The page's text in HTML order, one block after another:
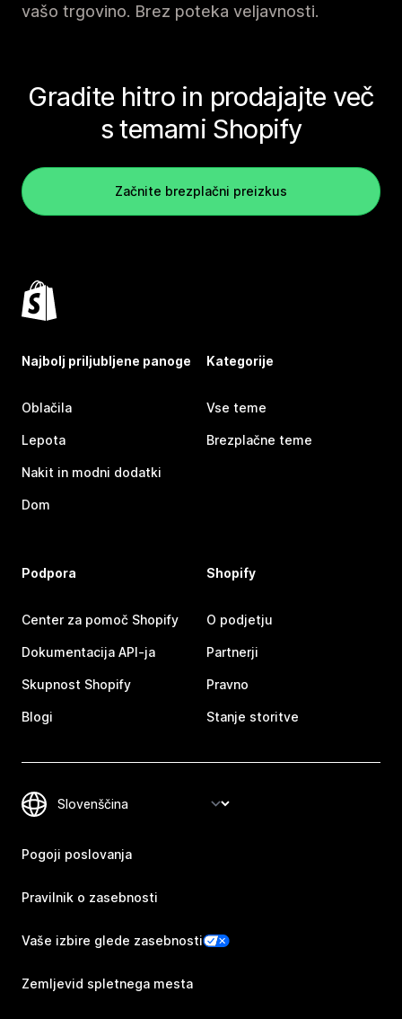
vašo trgovino. Brez poteka veljavnosti.
Gradite hitro in prodajajte več
s temami Shopify
Začnite brezplačni preizkus
Najbolj priljubljene panoge
Oblačila
Lepota
Nakit in modni dodatki
Dom
Kategorije
Vse teme
Brezplačne teme
Podpora
Center za pomoč Shopify
Dokumentacija API-ja
Skupnost Shopify
Blogi
Shopify
O podjetju
Partnerji
Pravno
Stanje storitve
Pogoji poslovanja
Pravilnik o zasebnosti
Vaše izbire glede zasebnosti
Zemljevid spletnega mesta